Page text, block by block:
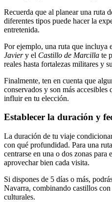
Recuerda que al planear una ruta
diferentes tipos puede hacer la
entretenida.
Por ejemplo, una ruta que incluya
Javiery el Castillo de Marcilla te
reales hasta fortalezas militares y
Finalmente, ten en cuenta que
conservados y son más
influir en tu elección.
Establecer la duración y
La duración de tu viaje
con qué profundidad. Para una
centrarse en una o dos zonas para
aprovechar bien cada visita.
Si dispones de 5 días o más,
Navarra, combinando castillos
culturales.